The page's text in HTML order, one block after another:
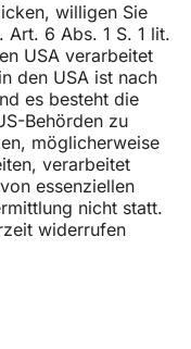
willigen Sie
Art. 6 Abs. 1 S. 1 lit.
USA verarbeitet
den USA ist nach
es besteht die
Behörden zu
möglicherweise
verarbeitet
essenziellen
nicht statt.
widerrufen